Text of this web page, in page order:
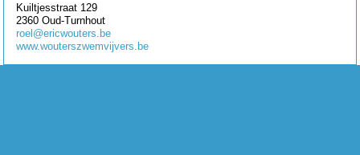
Kuiltjesstraat 129
2360Oud-Turnhout
roel@ericwouters.be
www.wouterszwemvijvers.be